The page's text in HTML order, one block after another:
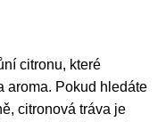
citronu, které
aroma. Pokud hledáte
citronová tráva je